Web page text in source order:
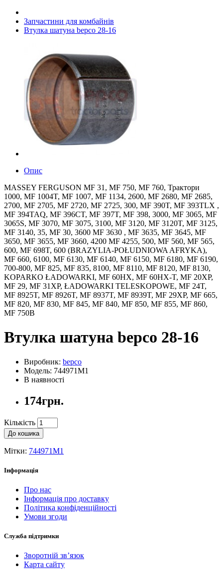
Запчастини для комбайнів
Втулка шатуна bepco 28-16
Опис
MASSEY FERGUSON MF 31, MF 750, MF 760, Трактори
1000, MF 1004T, MF 1007, MF 1134, 2600, MF 2680, MF 2685,
2700, MF 2705, MF 2720, MF 2725, 300, MF 390T, MF 393TLX ,
MF 394TAQ, MF 396CT, MF 397T, MF 398, 3000, MF 3065, MF
3065S, MF 3070, MF 3075, 3100, MF 3120, MF 3120T, MF 3125,
MF 3140, 35, MF 30, 3600 MF 3630 , MF 3635, MF 3645, MF
3650, MF 3655, MF 3660, 4200 MF 4255, 500, MF 560, MF 565,
600, MF 698T, 600 (BRAZYLIA-POŁUDNIOWA AFRYKA),
MF 660, 6100, MF 6130, MF 6140, MF 6150, MF 6180, MF 6190,
700-800, MF 825, MF 835, 8100, MF 8110, MF 8120, MF 8130,
KOPARKO ŁADOWARKI, MF 60HX, MF 60HX-T, MF 20XP,
MF 29, MF 31XP, ŁADOWARKI TELESKOPOWE, MF 24T,
MF 8925T, MF 8926T, MF 8937T, MF 8939T, MF 29XP, MF 665,
MF 820, MF 830, MF 845, MF 840, MF 850, MF 855, MF 860,
MF 750B
Втулка шатуна bepco 28-16
Виробник: bepco
Модель: 744971M1
В наявності
174грн.
Кількість
До кошика
Мітки: 744971M1
Інформація
Про нас
Інформація про доставку
Політика конфіденційності
Умови згоди
Служба підтримки
Зворотній зв’язок
Карта сайту